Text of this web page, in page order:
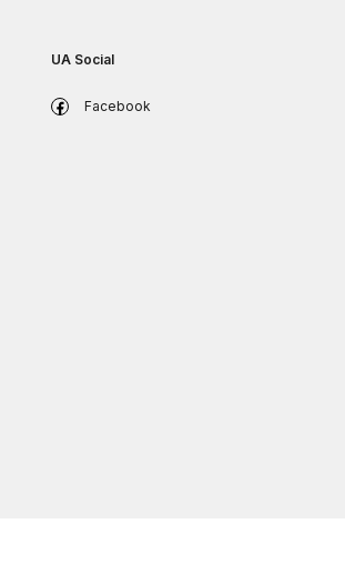
UA Social
Facebook